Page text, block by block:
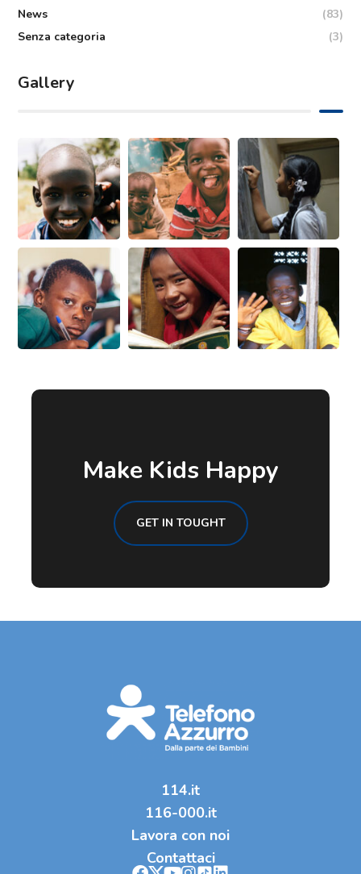
News
(83)
Senza categoria
(3)
Gallery
Make Kids Happy
GET IN TOUGHT
114.it
116-000.it
Lavora con noi
Contattaci